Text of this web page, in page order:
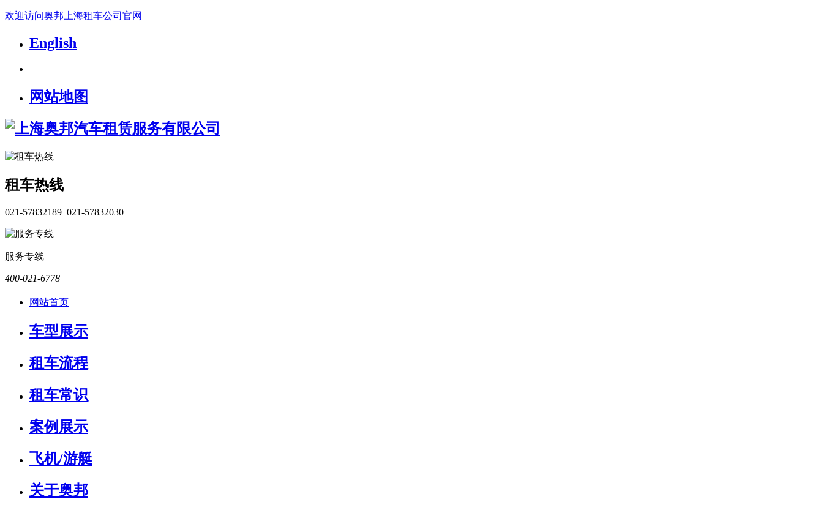
欢迎访问奥邦上海租车公司官网
English
网站地图
租车热线
021-57832189 021-57832030
服务专线
400-021-6778
网站首页
车型展示
租车流程
租车常识
案例展示
飞机/游艇
关于奥邦